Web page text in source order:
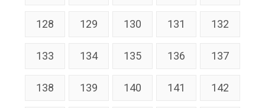
128 129 130 131 132
133 134 135 136 137
138 139 140 141 142